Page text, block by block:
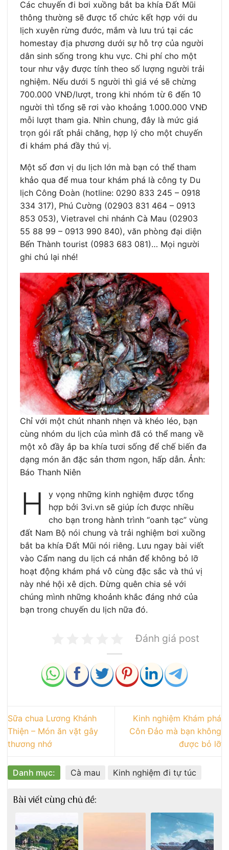
Các chuyến đi bơi xuồng bắt ba khía Đất Mũi
thông thường sẽ được tổ chức kết hợp với du
lịch xuyên rừng đước, mắm và lưu trú tại các
homestay địa phương dưới sự hỗ trợ của người
dân sinh sống trong khu vực. Chi phí cho một
tour như vậy được tính theo số lượng người trải
nghiệm. Nếu dưới 5 người thì giá vé sẽ chừng
700.000 VNĐ/lượt, trong khi nhóm từ 6 đến 10
người thì tổng sẽ rơi vào khoảng 1.000.000 VNĐ
mỗi lượt tham gia. Nhìn chung, đây là mức giá
trọn gói rất phải chăng, hợp lý cho một chuyến
đi khám phá đầy thú vị.
Một số đơn vị du lịch lớn mà bạn có thể tham
khảo qua để mua tour khám phá là công ty Du
lịch Công Đoàn (hotline: 0290 833 245 – 0918
334 317), Phú Cường (02903 831 464 – 0913
853 053), Vietravel chi nhánh Cà Mau (02903
55 88 99 – 0913 990 840), văn phòng đại diện
Bến Thành tourist (0983 683 081)… Mọi người
ghi chú lại nhé!
Chỉ với một chút nhanh nhẹn và khéo léo, bạn
cùng nhóm du lịch của mình đã có thể mang về
một xô đầy ắp ba khía tươi sống để chế biến đa
dạng món ăn đặc sản thơm ngon, hấp dẫn. Ảnh:
Báo Thanh Niên
H
y vọng những kinh nghiệm được tổng
hợp bởi 3vi.vn sẽ giúp ích được nhiều
cho bạn trong hành trình “oanh tạc” vùng
đất Nam Bộ nói chung và trải nghiệm bơi xuồng
bắt ba khía Đất Mũi nói riêng. Lưu ngay bài viết
vào Cẩm nang du lịch cá nhân để không bỏ lỡ
hoạt động khám phá vô cùng đặc sắc và thú vị
này nhé hội xê dịch. Đừng quên chia sẻ với
chúng mình những khoảnh khắc đáng nhớ của
bạn trong chuyến du lịch nữa đó.
Đánh giá post
Sữa chua Lương Khánh
Thiện – Món ăn vặt gây
thương nhớ
Kinh nghiệm Khám phá
Côn Đảo mà bạn không
được bỏ lỡ
Danh mục: Cà mau Kinh nghiệm đi tự túc
Bài viết cùng chủ đề: